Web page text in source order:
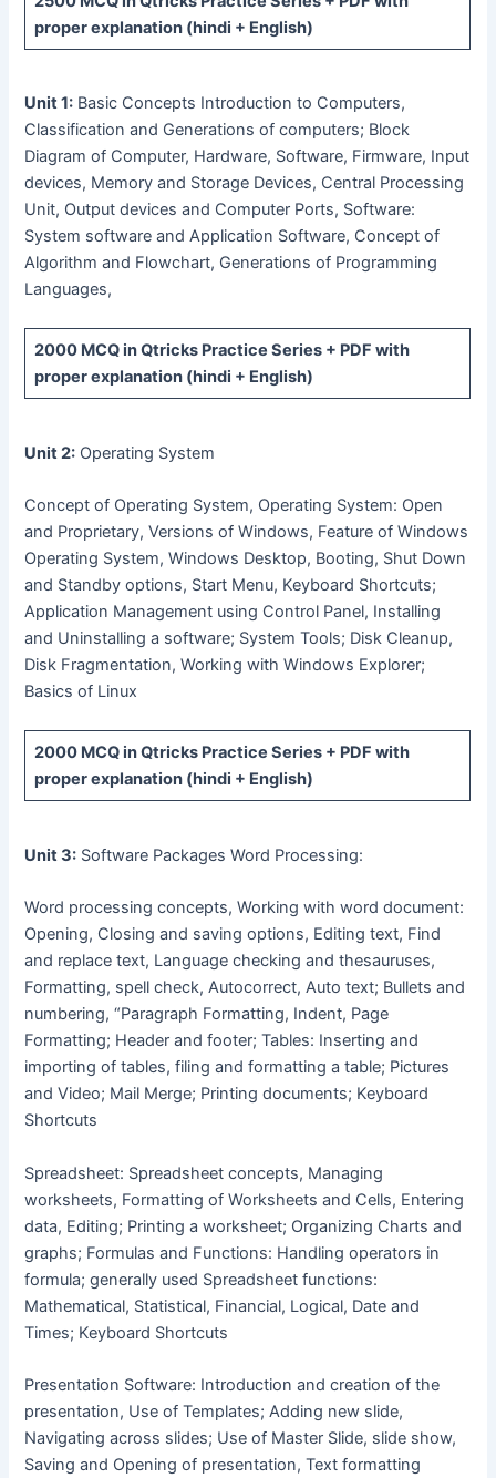
proper explanation (hindi + English)
Unit 1: Basic Concepts Introduction to Computers,
Classification and Generations of computers; Block
Diagram of Computer, Hardware, Software, Firmware, Input
devices, Memory and Storage Devices, Central Processing
Unit, Output devices and Computer Ports, Software:
System software and Application Software, Concept of
Algorithm and Flowchart, Generations of Programming
Languages,
2000 MCQin Qtricks Practice Series + PDF with
proper explanation (hindi + English)
Unit 2: Operating System
Concept of Operating System, Operating System: Open
and Proprietary, Versions of Windows, Feature of Windows
Operating System, Windows Desktop, Booting, Shut Down
and Standby options, Start Menu, Keyboard Shortcuts;
Application Management using Control Panel, Installing
and Uninstalling a software; System Tools; Disk Cleanup,
Disk Fragmentation, Working with Windows Explorer;
Basics of Linux
2000 MCQin Qtricks Practice Series + PDF with
proper explanation (hindi + English)
Unit 3: Software Packages Word Processing:
Word processing concepts, Working with word document:
Opening, Closing and saving options, Editing text, Find
and replace text, Language checking and thesauruses,
Formatting, spell check, Autocorrect, Auto text; Bullets and
numbering, “Paragraph Formatting, Indent, Page
Formatting; Header and footer; Tables: Inserting and
importing of tables, filing and formatting a table; Pictures
and Video; Mail Merge; Printing documents; Keyboard
Shortcuts
Spreadsheet: Spreadsheet concepts, Managing
worksheets, Formatting of Worksheets and Cells, Entering
data, Editing; Printing a worksheet; Organizing Charts and
graphs; Formulas and Functions: Handling operators in
formula; generally used Spreadsheet functions:
Mathematical, Statistical, Financial, Logical, Date and
Times; Keyboard Shortcuts
Presentation Software: Introduction and creation of the
presentation, Use of Templates; Adding new slide,
Navigating across slides; Use of Master Slide, slide show,
Saving and Opening of presentation, Text formatting